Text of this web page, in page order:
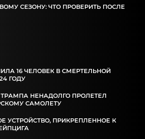
СЕЗОНУ: ЧТО ПРОВЕРИТЬ ПОСЛЕ
16 ЧЕЛОВЕК В СМЕРТЕЛЬНОЙ
ГОДУ
ТРАМПА НЕНАДОЛГО ПРОЛЕТЕЛ
САМОЛЕТУ
УСТРОЙСТВО, ПРИКРЕПЛЕННОЕ К